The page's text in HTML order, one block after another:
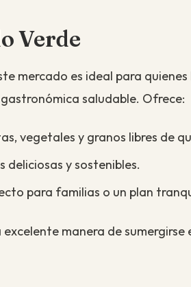
Verde
mercado es ideal para
saludable. Ofrece:
vegetales y granos libres de
deliciosas y sostenibles.
para familias o un plan
manera de sumergirse